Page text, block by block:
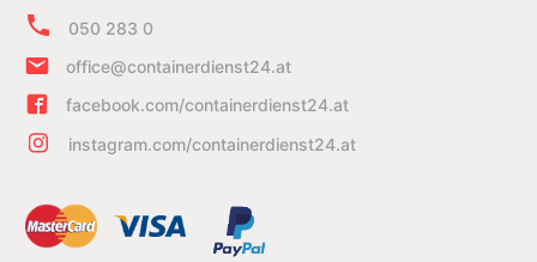
050 283 0
office@containerdienst24.at
facebook.com/containerdienst24.at
instagram.com/containerdienst24.at